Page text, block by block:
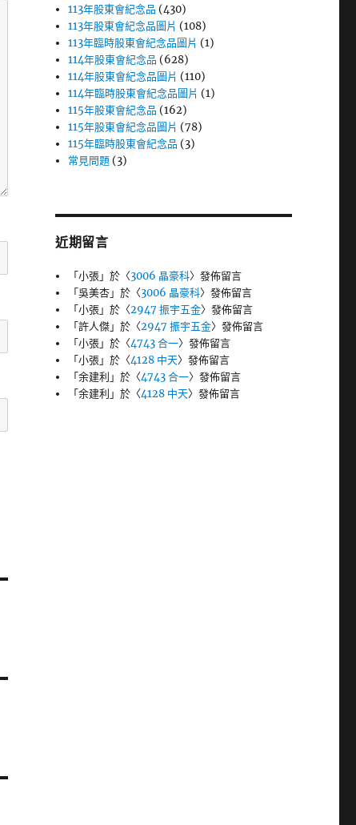
113年股東會紀念品 (430)
113年股東會紀念品圖片 (108)
113年臨時股東會紀念品圖片 (1)
114年股東會紀念品 (628)
114年股東會紀念品圖片 (110)
114年臨時股東會紀念品圖片 (1)
115年股東會紀念品 (162)
115年股東會紀念品圖片 (78)
115年臨時股東會紀念品 (3)
常見問題 (3)
近期留言
「小張」於〈3006 晶豪科〉發佈留言
「吳美杏」於〈3006 晶豪科〉發佈留言
「小張」於〈2947 振宇五金〉發佈留言
「許人傑」於〈2947 振宇五金〉發佈留言
「小張」於〈4743 合一〉發佈留言
「小張」於〈4128 中天〉發佈留言
「余建利 」於〈4743 合一〉發佈留言
「余建利 」於〈4128 中天〉發佈留言